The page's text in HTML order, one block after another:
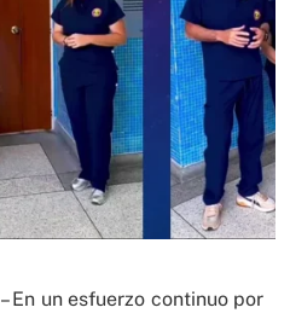
– En un esfuerzo continuo por